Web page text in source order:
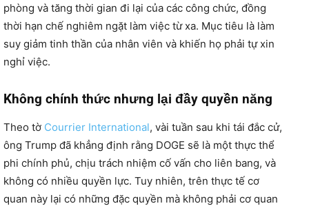
phòng và tăng thời gian đi lại của các công chức, đồng
thời hạn chế nghiêm ngặt làm việc từ xa. Mục tiêu là làm
suy giảm tinh thần của nhân viên và khiến họ phải tự xin
nghỉ việc.
Không chính thức nhưng lại đầy quyền năng
Theo tờ Courrier International, vài tuần sau khi tái đắc cử,
ông Trump đã khẳng định rằng DOGE sẽ là một thực thể
phi chính phủ, chịu trách nhiệm cố vấn cho liên bang, và
không có nhiều quyền lực. Tuy nhiên, trên thực tế cơ
quan này lại có những đặc quyền mà không phải cơ quan